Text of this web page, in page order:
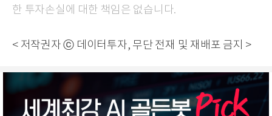
한 투자손실에 대한 책임은 없습니다.
< 저작권자 ⓒ 데이터투자, 무단 전재 및 재배포 금지 >